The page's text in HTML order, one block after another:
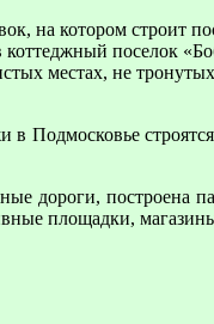
на котором строит
поселок
местах, не
в Подмосковье
дороги, построена
площадки,